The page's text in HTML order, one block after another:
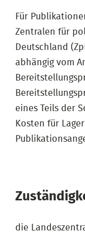
Für
Zentralen für
Deutschland
abhängig vom
eines Teils der
Kosten für
die